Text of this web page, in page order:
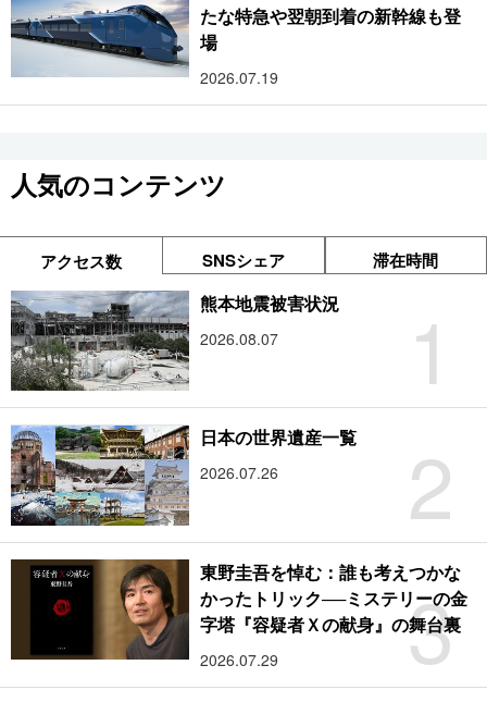
たな特急や翌朝到着の新幹線も登
場
2026.07.19
人気のコンテンツ
アクセス数 SNSシェア 滞在時間
1
熊本地震被害状況
2026.08.07
2
日本の世界遺産一覧
2026.07.26
3
東野圭吾を悼む：誰も考えつかな
かったトリック──ミステリーの金
字塔『容疑者Ｘの献身』の舞台裏
2026.07.29